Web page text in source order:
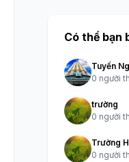
Có thể bạn
Tuyến
0 người
trường
0 người
Trường
0 người